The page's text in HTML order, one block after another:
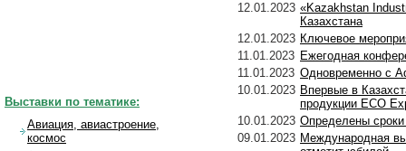
12.01.2023 «Kazakhstan
Казахстана
12.01.2023 Ключевое
11.01.2023 Ежегодная
11.01.2023 Одновременно с
10.01.2023 Впервые в
продукции ECO
10.01.2023 Определены сроки
09.01.2023 Международная
Выставки по тематике:
Авиация, авиастроение,
космос